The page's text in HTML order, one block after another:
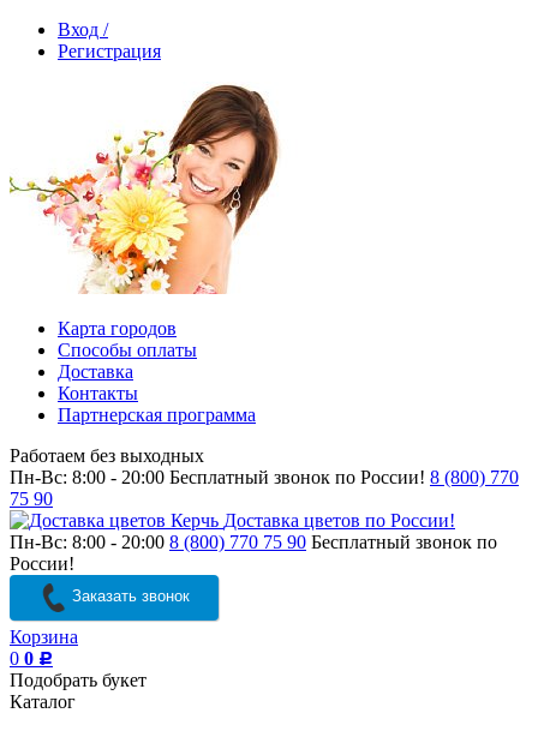
Вход /
Регистрация
Карта городов
Способы оплаты
Доставка
Контакты
Партнерская программа
Работаем без выходных
Пн-Вс: 8:00 - 20:00 Бесплатный звонок по России! 8 (800) 770
75 90
Доставка цветов по России!
Пн-Вс: 8:00 - 20:00 8 (800) 770 75 90 Бесплатный звонок по
России!
Заказать звонок
Корзина
0 0 Р
Подобрать букет
Каталог